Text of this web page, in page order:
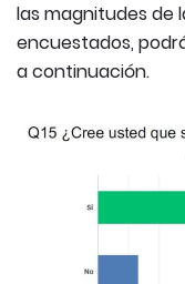
las magnitudes de
encuestados,
a continuación.